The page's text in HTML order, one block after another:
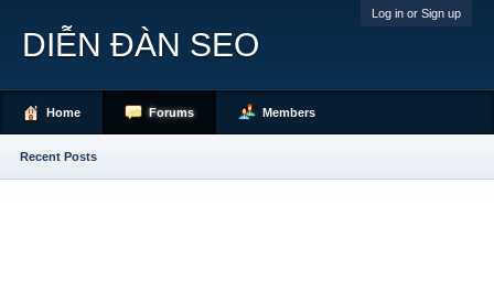
Log in or Sign up
DIỄN ĐÀN SEO
Home Forums
Recent Posts
Members